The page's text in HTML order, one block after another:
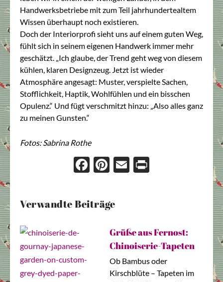
Handwerksbetriebe mit zum Teil jahrhundertealtem
Wissen überhaupt noch existieren.
Doch der Interiorprofi sieht uns auf einem guten Weg,
fühlt sich in seinem eigenen Handwerk immer mehr
geschätzt. „Ich glaube, der Trend geht weg von diesem
kühlen, klaren Designzeug. Jetzt ist wieder
Atmosphäre angesagt: Muster, verspielte Sachen,
Stofflichkeit, Haptik, Wohlfühlen und ein bisschen
Opulenz.“ Und fügt verschmitzt hinzu: „Also alles ganz
zu meinen Gunsten.“
Fotos: Sabrina Rothe
Face
Pint
Ema
Verwandte Beiträge
Grüße aus Fernost:
Chinoiserie-Tapeten
Ob Bambus oder
Kirschblüte – Tapeten im